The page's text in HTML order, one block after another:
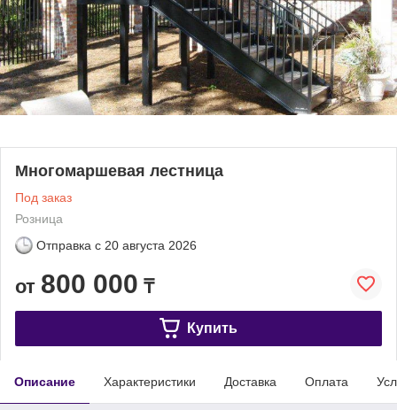
Многомаршевая лестница
Под заказ
Розница
Отправка с 20 августа 2026
от 800 000 ₸
Купить
Описание Характеристики Доставка Оплата